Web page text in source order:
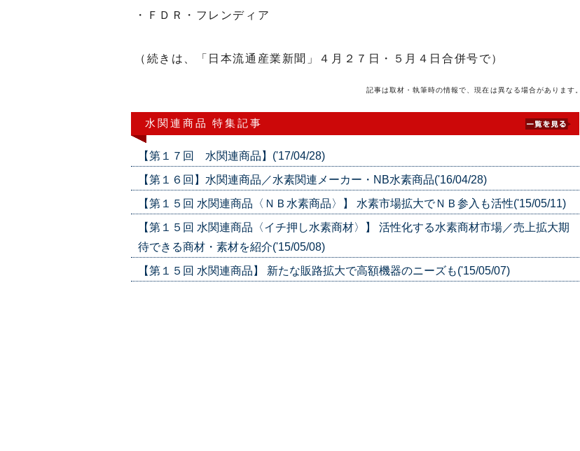
・ＦＤＲ・フレンディア
（続きは、「日本流通産業新聞」４月２７日・５月４日合併号で）
記事は取材・執筆時の情報で、現在は異なる場合があります。
水関連商品 特集記事
【第１７回 水関連商品】('17/04/28)
【第１６回】水関連商品／水素関連メーカー・NB水素商品('16/04/28)
【第１５回 水関連商品〈ＮＢ水素商品〉】 水素市場拡大でＮＢ参入も活性('15/05/11)
【第１５回 水関連商品〈イチ押し水素商材〉】 活性化する水素商材市場／売上拡大期
待できる商材・素材を紹介('15/05/08)
【第１５回 水関連商品】 新たな販路拡大で高額機器のニーズも('15/05/07)